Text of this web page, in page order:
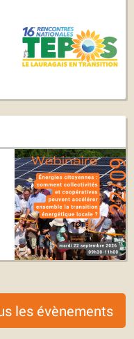
les évènements